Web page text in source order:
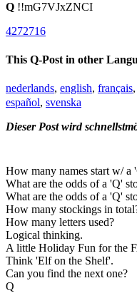
Q !!mG7VJxZNCI
4272716
This Q-Post in other
nederlands, english, français,
español, svenska
Dieser Post wird
How many names start w/ a
What are the odds of a 'Q'
What are the odds of a 'Q'
How many stockings in
How many letters used?
Logical thinking.
A little Holiday Fun for the
Think 'Elf on the Shelf'.
Can you find the next one?
Q